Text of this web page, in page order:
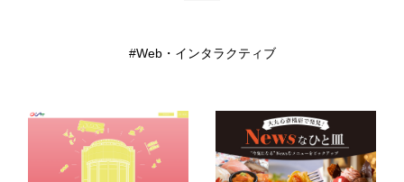
Web・インタラクティブ